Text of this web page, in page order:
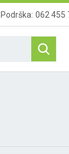
Podrška: 062 455